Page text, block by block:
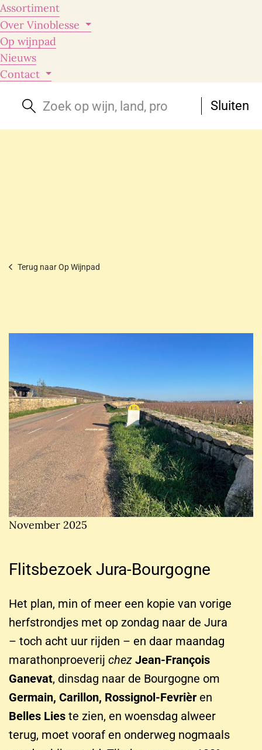
Assortiment
Over Vinoblesse
Op wijnpad
Nieuws
Contact
Sluiten
Terug naar Op Wijnpad
November 2025
Flitsbezoek Jura-Bourgogne
Het plan, min of meer een kopie van vorige
herfstrondjes met op zondag naar de Jura
– toch acht uur rijden – en daar maandag
marathonproeverij chez Jean-François
Ganevat, dinsdag naar de Bourgogne om
Germain, Carillon, Rossignol-Fevrièr en
Belles Lies te zien, en woensdag alweer
terug, moet vooraf en onderweg nogmaals